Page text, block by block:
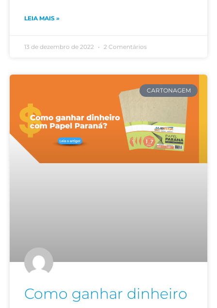
LEIA MAIS »
13 de dezembro de 2022 2 Comentários
CARTONAGEM
Como ganhar dinheiro